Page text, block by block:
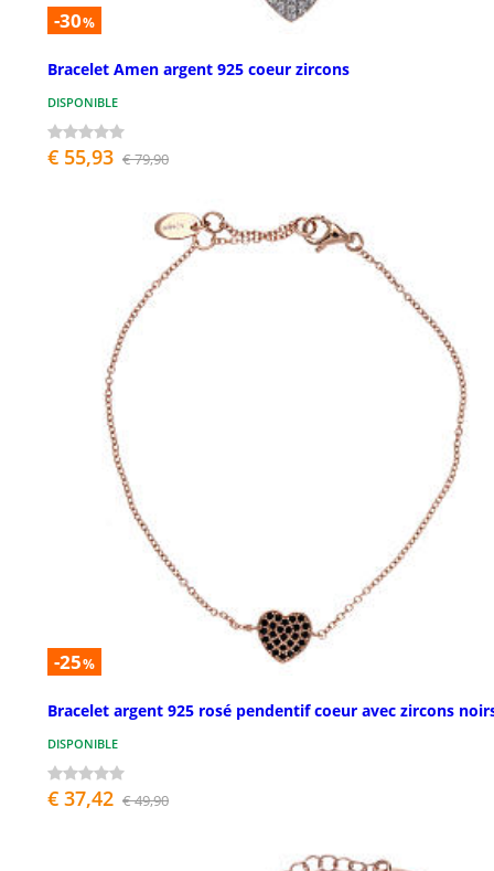
-30%
Bracelet Amen argent 925 coeur zircons
DISPONIBLE
€ 55,93 € 79,90
-25%
Bracelet argent 925 rosé pendentif coeur avec zircons
DISPONIBLE
€ 37,42 € 49,90